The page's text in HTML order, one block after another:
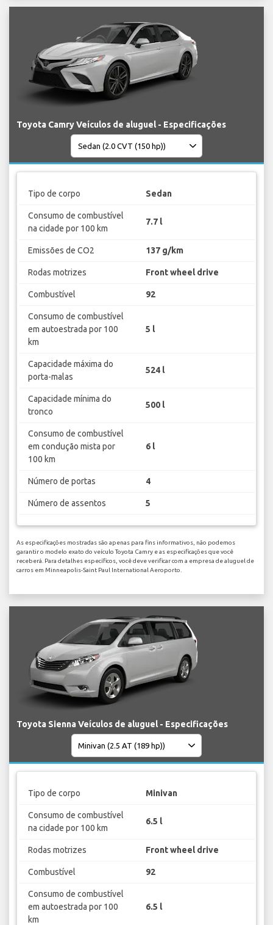
Toyota Camry Veículos de aluguel - Especificações
Tipo de corpo Sedan
Consumo de combustível
na cidade por 100 km
7.7 l
Emissões de CO2 137 g/km
Rodas motrizes Front wheel drive
Combustível 92
Consumo de combustível
em autoestrada por 100
km
5 l
Capacidade máxima do
porta-malas
524 l
Capacidade mínima do
tronco
500 l
Consumo de combustível
em condução mista por
100 km
6 l
Número de portas 4
Número de assentos 5
As especificações mostradas são apenas para fins informativos, não podemos
garantir o modelo exato do veículo Toyota Camry e as especificações que você
receberá. Para detalhes específicos, você deve verificar com a empresa de aluguel de
carros em Minneapolis-Saint Paul International Aeroporto.
Toyota Sienna Veículos de aluguel - Especificações
Tipo de corpo Minivan
Consumo de combustível
na cidade por 100 km
6.5 l
Rodas motrizes Front wheel drive
Combustível 92
Consumo de combustível
em autoestrada por 100
km
6.5 l